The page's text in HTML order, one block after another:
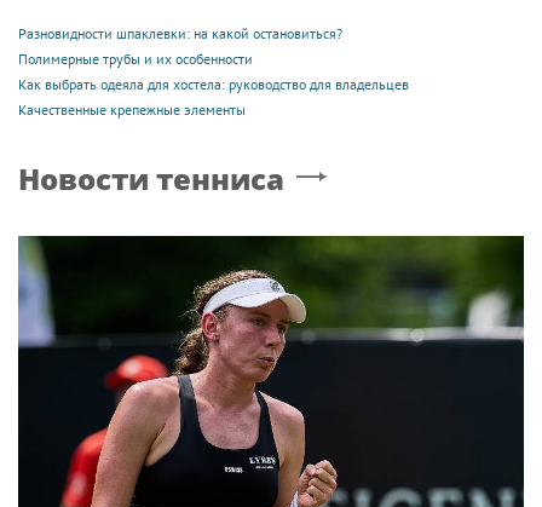
Разновидности шпаклевки: на какой остановиться?
Полимерные трубы и их особенности
Как выбрать одеяла для хостела: руководство для владельцев
Качественные крепежные элементы
Новости тенниса